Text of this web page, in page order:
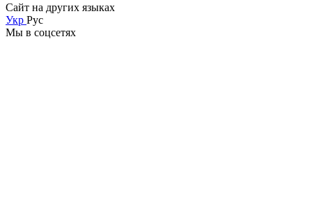
Сайт на других языках
Укр Рус
Мы в соцсетях